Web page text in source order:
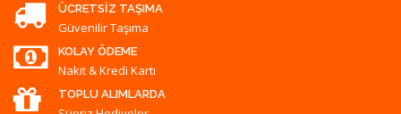
ÜCRETSIZ TAŞIMA
Güvenilir Taşıma
KOLAY ÖDEME
Nakit & Kredi Kartı
TOPLU ALIMLARDA